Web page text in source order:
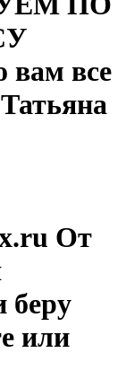
вам все
От
беру
или